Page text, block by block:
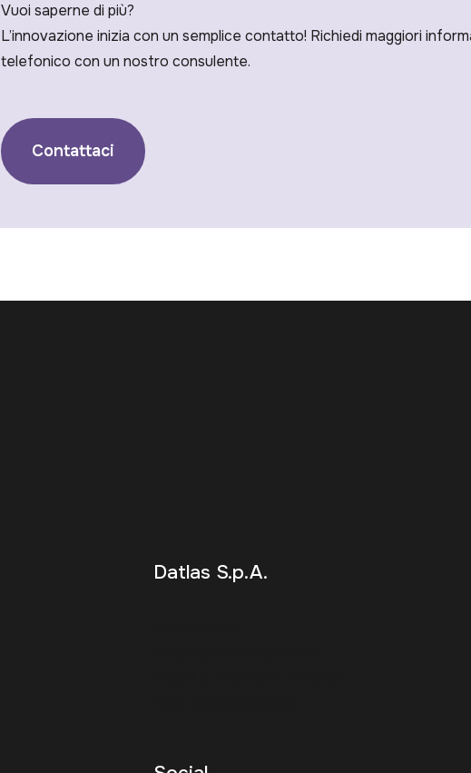
Vuoi saperne di più?
L’innovazione inizia con un semplice contatto! Richiedi maggiori
telefonico con un nostro consulente.
Contattaci
Datlas S.p.A.